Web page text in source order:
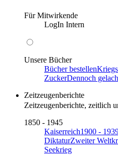
Für Mitwirkende
LogIn Intern
Unsere Bücher
Bücher bestellen
ZuckerDennoch
Zeitzeugenberichte
Zeitzeugenberichte, zeitlich
1850 - 1945
Kaiserreich1900 -
DiktaturZweiter
Seekrieg